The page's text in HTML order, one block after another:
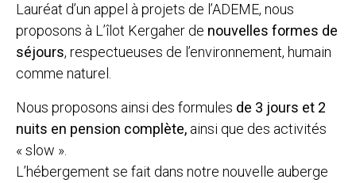
Lauréat d’un appel à projets de l’ADEME, nous
proposons à L’îlot Kergaher de nouvelles formes de
séjours, respectueuses de l’environnement, humain
comme naturel.
Nous proposons ainsi des formules de 3 jours et 2
nuits en pension complète, ainsi que des activités
« slow ».
L’hébergement se fait dans notre nouvelle auberge